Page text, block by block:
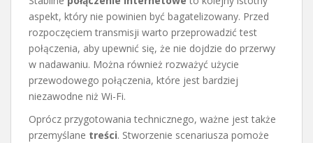
aspekt, który nie powinien być bagatelizowany. Przed
rozpoczęciem transmisji warto przeprowadzić test
połączenia, aby upewnić się, że nie dojdzie do przerwy
w nadawaniu. Można również rozważyć użycie
przewodowego połączenia, które jest bardziej
niezawodne niż Wi-Fi.
Oprócz przygotowania technicznego, ważne jest także
przemyślane treści. Stworzenie scenariusza pomoże